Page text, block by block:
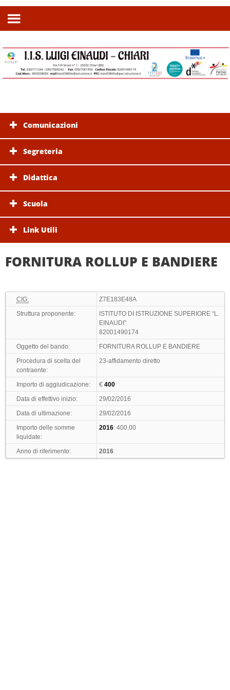
Comunicazioni
Segreteria
Didattica
Scuola
Link Utili
FORNITURA ROLLUP E BANDIERE
CIG:
Z7E183E48A
Struttura proponente:
ISTITUTO DI ISTRUZIONE SUPERIORE “L.
EINAUDI”
82001490174
Oggetto del bando:
FORNITURA ROLLUP E BANDIERE
Procedura di scelta del
contraente:
23-affidamento diretto
Importo di aggiudicazione: €400
Data di effettivo inizio:
29/02/2016
Data di ultimazione:
29/02/2016
Importo delle somme
liquidate:
2016: 400.00
Anno di riferimento: 2016